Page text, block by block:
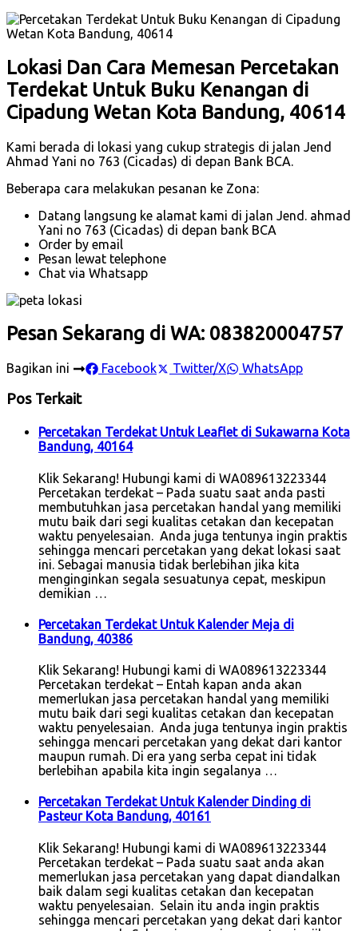
Lokasi Dan Cara Memesan Percetakan
Terdekat Untuk Buku Kenangan di
Cipadung Wetan Kota Bandung, 40614
Kami berada di lokasi yang cukup strategis di jalan Jend
Ahmad Yani no 763 (Cicadas) di depan Bank BCA.
Beberapa cara melakukan pesanan ke Zona:
Datang langsung ke alamat kami di jalan Jend. ahmad
Yani no 763 (Cicadas) di depan bank BCA
Order by email
Pesan lewat telephone
Chat via Whatsapp
Pesan Sekarang di WA: 083820004757
Bagikan ini Facebook Twitter/X WhatsApp
Pos Terkait
Percetakan Terdekat Untuk Leaflet di Sukawarna Kota
Bandung, 40164
Klik Sekarang! Hubungi kami di WA089613223344
Percetakan terdekat – Pada suatu saat anda pasti
membutuhkan jasa percetakan handal yang memiliki
mutu baik dari segi kualitas cetakan dan kecepatan
waktu penyelesaian. Anda juga tentunya ingin praktis
sehingga mencari percetakan yang dekat lokasi saat
ini. Sebagai manusia tidak berlebihan jika kita
menginginkan segala sesuatunya cepat, meskipun
demikian …
Percetakan Terdekat Untuk Kalender Meja di
Bandung, 40386
Klik Sekarang! Hubungi kami di WA089613223344
Percetakan terdekat – Entah kapan anda akan
memerlukan jasa percetakan handal yang memiliki
mutu baik dari segi kualitas cetakan dan kecepatan
waktu penyelesaian. Anda juga tentunya ingin praktis
sehingga mencari percetakan yang dekat dari kantor
maupun rumah. Di era yang serba cepat ini tidak
berlebihan apabila kita ingin segalanya …
Percetakan Terdekat Untuk Kalender Dinding di
Pasteur Kota Bandung, 40161
Klik Sekarang! Hubungi kami di WA089613223344
Percetakan terdekat – Pada suatu saat anda akan
memerlukan jasa percetakan yang dapat diandalkan
baik dalam segi kualitas cetakan dan kecepatan
waktu penyelesaian. Selain itu anda ingin praktis
sehingga mencari percetakan yang dekat dari kantor